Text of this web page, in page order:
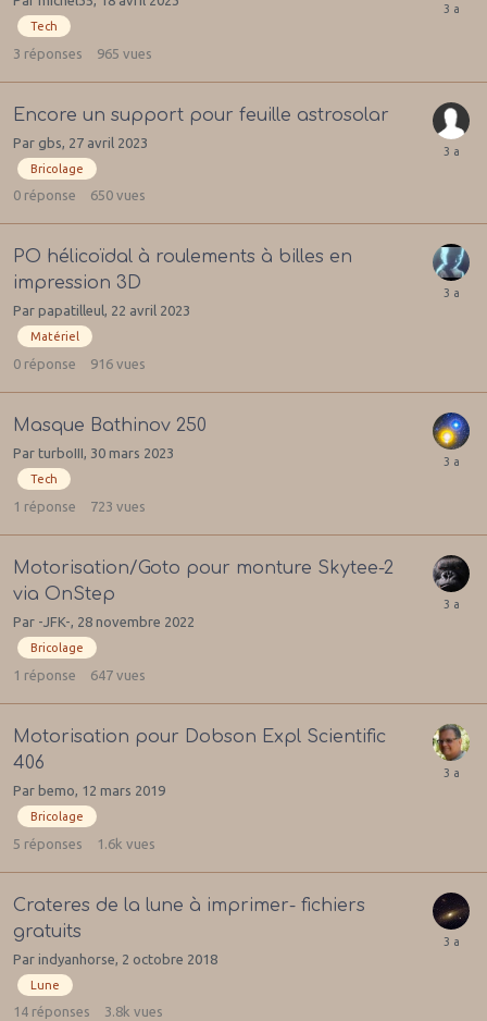
Tech
3 réponses 965 vues
Encore un support pour feuille astrosolar
Par gbs 27 avril 2023
Bricolage
0 réponse 650 vues
PO hélicoïdal à roulements à billes en
impression 3D
Par papatilleul , 22 avril 2023
Matériel
0 réponse 916 vues
Masque Bathinov 250
Par turboIII, 30 mars 2023
Tech
1 réponse 723 vues
Motorisation/Goto pour monture Skytee-2
via OnStep
Par -JFK-, 28 novembre 2022
Bricolage
1 réponse 647 vues
Motorisation pour Dobson Expl Scientific
406
Par bemo 12 mars 2019
Bricolage
5 réponses 1.6k vues
Crateres de la lune à imprimer- fichiers
gratuits
Par indyanhorse 2 octobre 2018
Lune
14 réponses 3.8k vues